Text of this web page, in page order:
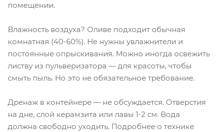
помещении.
Влажность воздуха? Оливе подходит обычная
комнатная (40-60%). Не нужны увлажнители и
постоянные опрыскивания. Можно иногда освежить
листву из пульверизатора — для красоты, чтобы
смыть пыль. Но это не обязательное требование.
Дренаж в контейнере — не обсуждается. Отверстия
на дне, слой керамзита или лавы 1-2 см. Вода
должна свободно уходить. Подробнее о технике